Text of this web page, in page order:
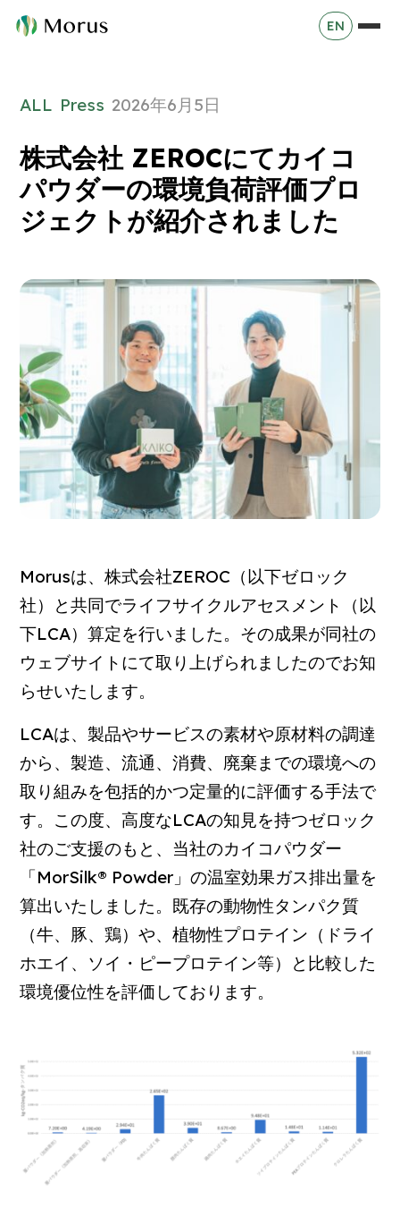
EN
ALL Press 2026年6月5日
株式会社 ZEROCにてカイコ
パウダーの環境負荷評価プロ
ジェクトが紹介されました
Morusは、株式会社ZEROC（以下ゼロック
社）と共同でライフサイクルアセスメント（以
下LCA）算定を行いました。その成果が同社の
ウェブサイトにて取り上げられましたのでお知
らせいたします。
LCAは、製品やサービスの素材や原材料の調達
から、製造、流通、消費、廃棄までの環境への
取り組みを包括的かつ定量的に評価する手法で
す。この度、高度なLCAの知見を持つゼロック
社のご支援のもと、当社のカイコパウダー
「MorSilk® Powder」の温室効果ガス排出量を
算出いたしました。既存の動物性タンパク質
（牛、豚、鶏）や、植物性プロテイン（ドライ
ホエイ、ソイ・ピープロテイン等）と比較した
環境優位性を評価しております。